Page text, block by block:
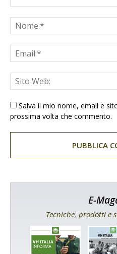
Salva il mio nome, email e
prossima volta che commento.
E-
Tecniche, prodotti e